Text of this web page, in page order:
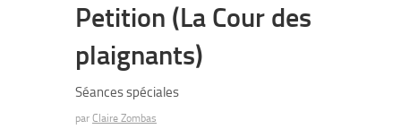
Petition (La Cour des
plaignants)
Séances spéciales
par Claire Zombas